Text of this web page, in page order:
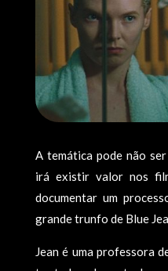
A temática pode não
irá existir valor nos
documentar um
grande trunfo de Blue
Jean é uma professora